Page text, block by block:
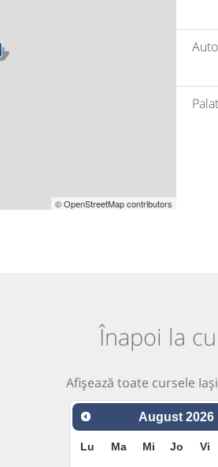
© OpenStreetMap contributors
Înapoi la
Afișează toate cursele
August 2026
Lu Ma Mi Jo Vi